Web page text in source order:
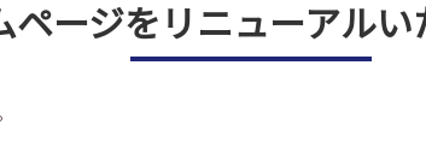
ページをリニューアル